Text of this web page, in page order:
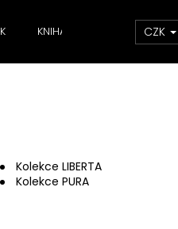
KNIHA CZK
Kolekce LIBERTA
Kolekce PURA